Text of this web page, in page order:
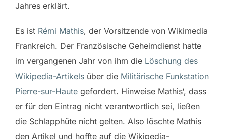
Jahres erklärt.
Es ist Rémi Mathis, der Vorsitzende von Wikimedia
Frankreich. Der Französische Geheimdienst hatte
im vergangenen Jahr von ihm die Löschung des
Wikipedia-Artikels über die Militärische Funkstation
Pierre-sur-Haute gefordert. Hinweise Mathis‘, dass
er für den Eintrag nicht verantwortlich sei, ließen
die Schlapphüte nicht gelten. Also löschte Mathis
den Artikel und hoffte auf die Wikipedia-